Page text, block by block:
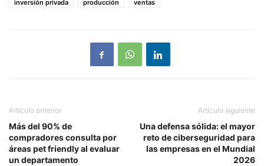
inversión privada
producción ventas
Artículo anterior
Más del 90% de
compradores consulta por
áreas pet friendly al evaluar
un departamento
Artículo siguiente
Una defensa sólida: el mayor
reto de ciberseguridad para
las empresas en el Mundial
2026